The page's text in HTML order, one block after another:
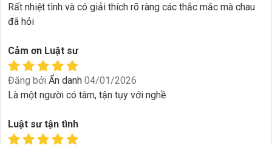
Rất nhiệt tình và có giải thích rõ ràng các thắc mắc mà chau
đã hỏi
Cảm ơn Luật sư
Đăng bởi Ẩn danh 04/01/2026
Là một người có tâm, tận tụy với nghề
Luật sư tận tình